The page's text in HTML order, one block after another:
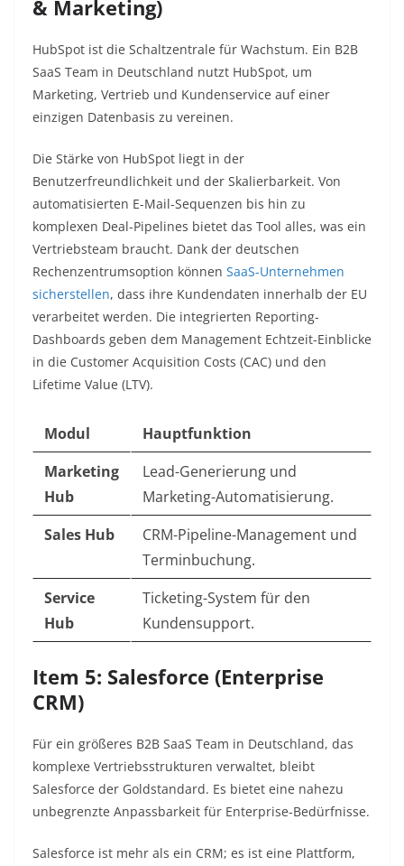
& Marketing)
HubSpot ist die Schaltzentrale für Wachstum. Ein B2B
SaaS Team in Deutschland nutzt HubSpot, um
Marketing, Vertrieb und Kundenservice auf einer
einzigen Datenbasis zu vereinen.
Die Stärke von HubSpot liegt in der
Benutzerfreundlichkeit und der Skalierbarkeit. Von
automatisierten E-Mail-Sequenzen bis hin zu
komplexen Deal-Pipelines bietet das Tool alles, was ein
Vertriebsteam braucht. Dank der deutschen
Rechenzentrumsoption können SaaS-Unternehmen
sicherstellen, dass ihre Kundendaten innerhalb der EU
verarbeitet werden. Die integrierten Reporting-
Dashboards geben dem Management Echtzeit-Einblicke
in die Customer Acquisition Costs (CAC) und den
Lifetime Value (LTV).
Modul
Hauptfunktion
Marketing
Hub
Lead-Generierung und
Marketing-Automatisierung.
Sales Hub
CRM-Pipeline-Management und
Terminbuchung.
Service
Hub
Ticketing-System für den
Kundensupport.
Item 5: Salesforce (Enterprise
CRM)
Für ein größeres B2B SaaS Team in Deutschland, das
komplexe Vertriebsstrukturen verwaltet, bleibt
Salesforce der Goldstandard. Es bietet eine nahezu
unbegrenzte Anpassbarkeit für Enterprise-Bedürfnisse.
Salesforce ist mehr als ein CRM; es ist eine Plattform,